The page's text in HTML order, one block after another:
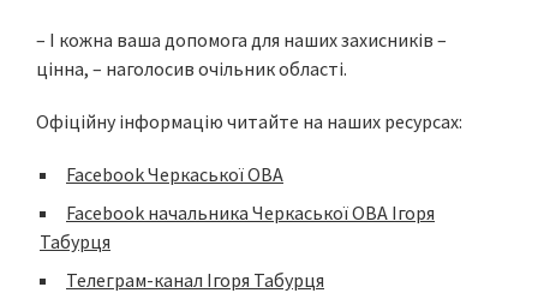
– І кожна ваша допомога для наших захисників –
цінна, – наголосив очільник області.
Офіційну інформацію читайте на наших ресурсах:
Facebook Черкаської ОВА
Facebook начальника Черкаської ОВА Ігоря
Табурця
Телеграм-канал Ігоря Табурця